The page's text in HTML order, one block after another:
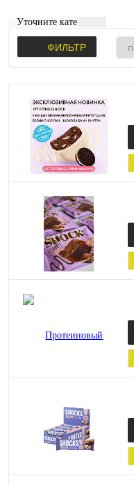
Уточните категорию:
ФИЛЬТР